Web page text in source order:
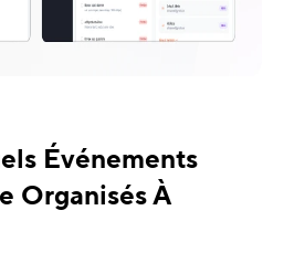
Événements
Organisés À